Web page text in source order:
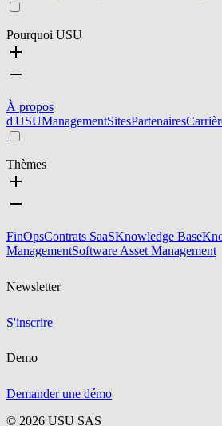
Pourquoi USU
À propos
d'USUManagementSitesPartenaires
Thèmes
FinOpsContrats SaaSKnowledge Base
ManagementSoftware Asset Management
Newsletter
S'inscrire
Demo
Demander une démo
© 2026 USU SAS